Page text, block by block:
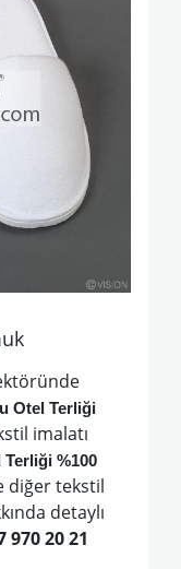
Otel Terliği
imalatı
Terliği %100
diğer tekstil
detaylı
970 20 21